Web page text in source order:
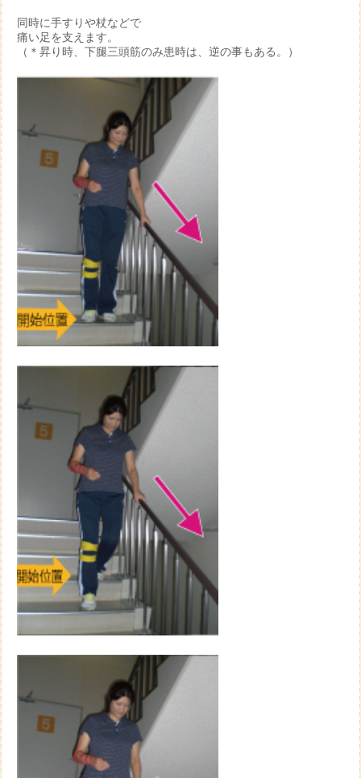
同時に手すりや杖などで
痛い足を支えます。
（＊昇り時、下腿三頭筋のみ患時は、逆の事もある。）